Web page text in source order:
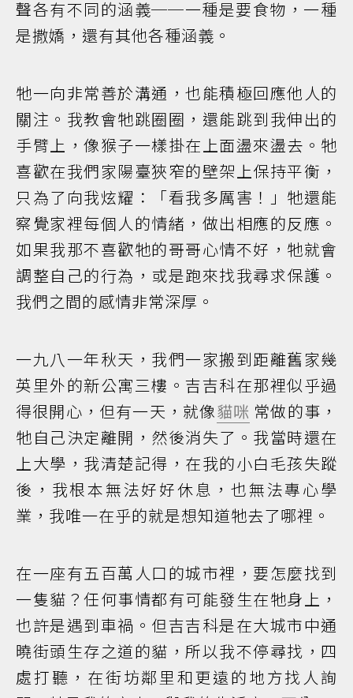
聲各有不同的涵義──一種是要食物，一種
是撒嬌，還有其他各種涵義。
牠一向非常善於溝通，也能積極回應他人的
關注。我教會牠跳圈圈，還能跳到我伸出的
手臂上，像猴子一樣掛在上面盪來盪去。牠
喜歡在我們家陽臺狹窄的壁架上保持平衡，
只為了向我炫耀：「看我多厲害！」牠還能
察覺家裡每個人的情緒，做出相應的反應。
如果我那不喜歡牠的哥哥心情不好，牠就會
調整自己的行為，或是跑來找我尋求保護。
我們之間的感情非常深厚。
一九八一年秋天，我們一家搬到距離舊家幾
英里外的新公寓三樓。吉吉科在那裡似乎過
得很開心，但有一天，就像貓咪 常做的事，
牠自己決定離開，然後消失了。我當時還在
上大學，我清楚記得，在我的小白毛孩失蹤
後，我根本無法好好休息，也無法專心學
業，我唯一在乎的就是想知道牠去了哪裡。
在一座有五百萬人口的城市裡，要怎麼找到
一隻貓？任何事情都有可能發生在牠身上，
也許是遇到車禍。但吉吉科是在大城市中通
曉街頭生存之道的貓，所以我不停尋找，四
處打聽，在街坊鄰里和更遠的地方找人詢